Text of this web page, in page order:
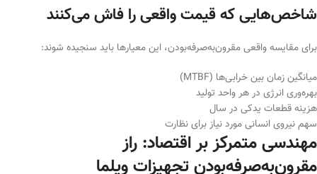
شاخص‌هایی که قیمت واقعی را فاش می‌کنند
برای مقایسه واقعی مقرون‌به‌صرفه‌بودن، این معیارها باید سنجیده شوند:
میانگین زمان بین خرابی‌ها (MTBF)
بهره‌وری انرژی در هر واحد تولید
هزینه قطعات یدکی در سال
سهم نیروی انسانی مورد نیاز برای نظارت
مهندسی متمرکز بر اقتصاد: راز
مقرون‌به‌صرفه‌بودن تجهیزات ویلما